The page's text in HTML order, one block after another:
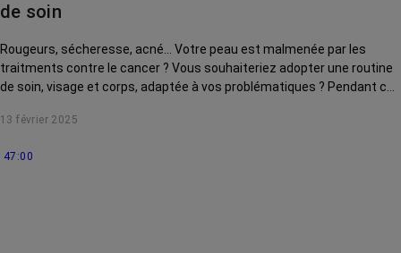
de soin
Rougeurs, sécheresse, acné... Votre peau est malmenée par les
traitments contre le cancer ? Vous souhaiteriez adopter une routine
de soin, visage et corps, adaptée à vos problématiques ? Pendant ce
produits incontournables, à avoir dans votre salle de bain pour
juillet 2024.
13 février 2025
47:00